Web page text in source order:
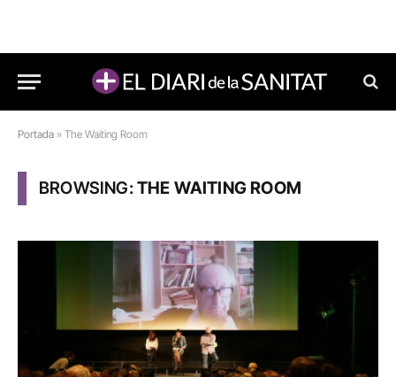
Portada » The Waiting Room
BROWSING:THE WAITING ROOM